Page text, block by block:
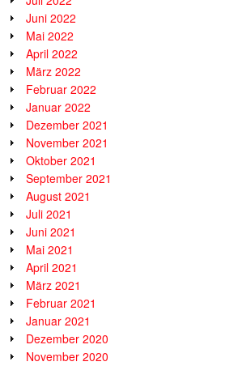
Juni 2022
Mai 2022
April 2022
März 2022
Februar 2022
Januar 2022
Dezember 2021
November 2021
Oktober 2021
September 2021
August 2021
Juli 2021
Juni 2021
Mai 2021
April 2021
März 2021
Februar 2021
Januar 2021
Dezember 2020
November 2020